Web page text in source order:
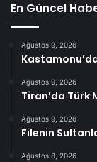
En Güncel
Ağustos 9, 2026
Ağustos 9, 2026
Tiran’da Türk
Ağustos 9, 2026
Filenin
Ağustos 8, 2026